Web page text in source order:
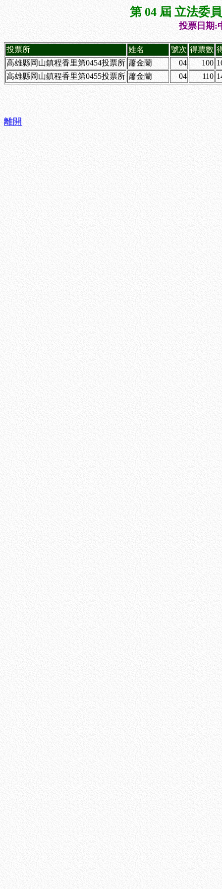
第 04 屆 立法委
投票日期:
投票所 姓名 號次 得票數
高雄縣岡山鎮程香里第0454投票所 蕭金蘭 04 100
高雄縣岡山鎮程香里第0455投票所 蕭金蘭 04 110
離開